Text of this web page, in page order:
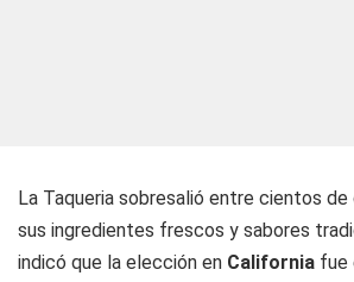
La Taqueria sobresalió entre cientos
sus ingredientes frescos y sabores
indicó que la elección en California fue